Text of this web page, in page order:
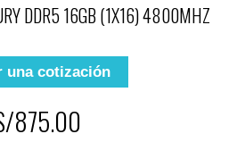
DDR5 16GB (1X16) 4800MHZ
una cotización
875.00